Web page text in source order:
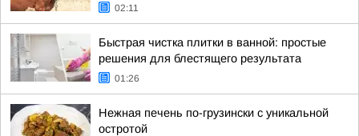
02:11
Быстрая чистка плитки в ванной: простые
решения для блестящего результата
01:26
Нежная печень по-грузински с уникальной
остротой